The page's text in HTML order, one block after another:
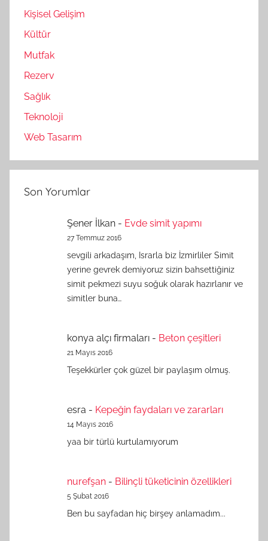
Kişisel Gelişim
Kültür
Mutfak
Rezerv
Sağlık
Teknoloji
Web Tasarım
Son Yorumlar
Şener İlkan - Evde simit yapımı
27 Temmuz 2016
sevgili arkadaşım, Israrla biz İzmirliler Simit
yerine gevrek demiyoruz sizin bahsettiğiniz
simit pekmezi suyu soğuk olarak hazırlanır ve
simitler buna…
konya alçı firmaları - Beton çeşitleri
21 Mayıs 2016
Teşekkürler çok güzel bir paylaşım olmuş.
esra - Kepeğin faydaları ve zararları
14 Mayıs 2016
yaa bir türlü kurtulamıyorum
nurefşan - Bilinçli tüketicinin özellikleri
5 Şubat 2016
Ben bu sayfadan hiç birşey anlamadım...